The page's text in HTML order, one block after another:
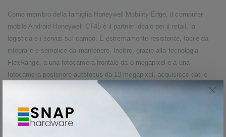
Come membro della famiglia Honeywell Mobility Edge, il computer
mobile Android Honeywell CT45 è il partner ideale per il retail, la
logistica e i servizi sul campo. È estremamente resistente, facile da
integrare e semplice da mantenere. Inoltre, grazie alla tecnologia
FlexRange, a una fotocamera frontale da 8 megapixel e a una
fotocamera posteriore autofocus da 13 megapixel, acquisisce dati e
codici a barre in modo accurato e veloce fino a una distanza di 10
metri. Il CT45 convince anche per il suo display HD multi-touch facile
da usare e per l’elevata connettività, garantita da USB-C 3.0, 4G LTE,
NFC e GPS. Tra le altre caratteristiche troviamo una batteria agli ioni di
litio da 4.020 mAh (per un'autonomia fino a 12 ore), un processore